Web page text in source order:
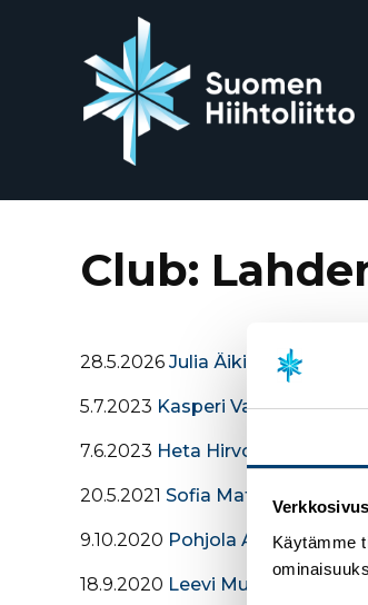
Käytämme
Club:
28.5.2026 Julia Äikiä
5.7.2023 Kasperi Valto
7.6.2023 Heta Hirvonen
20.5.2021 Sofia Mattila
9.10.2020 Pohjola Arttu
18.9.2020 Leevi Mutru